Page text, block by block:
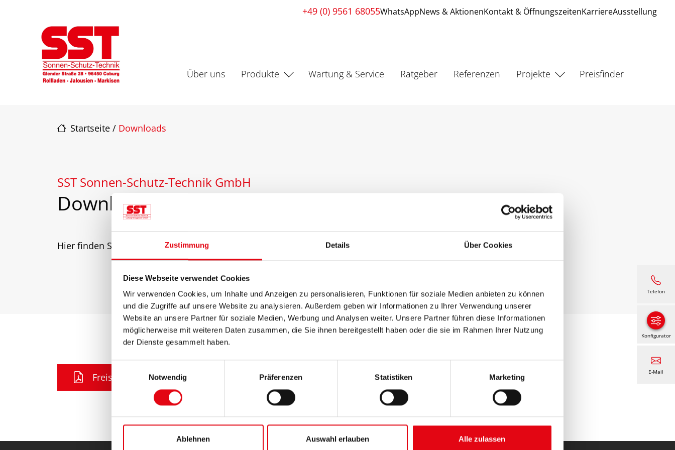
Zustimmung Details Über Cookies
Diese Webseite verwendet Cookies
Wir verwenden Cookies, um Inhalte und Anzeigen zu personalisieren, Funktionen für soziale Medien anbieten zu können
und die Zugriffe auf unsere Website zu analysieren. Außerdem geben wir Informationen zu Ihrer Verwendung unserer
Website an unsere Partner für soziale Medien, Werbung und Analysen weiter. Unsere Partner führen diese Informationen
möglicherweise mit weiteren Daten zusammen, die Sie ihnen bereitgestellt haben oder die sie im Rahmen Ihrer Nutzung
der Dienste gesammelt haben.
E
i
n
Notwendig Präferenzen Statistiken Marketing
Ablehnen Auswahl erlauben Alle zulassen
+49 (0) 9561 68055WhatsAppNews & AktionenKontakt & ÖffnungszeitenKarriereAusstellung
Hauptnavigation
Über uns
Produkte Wartung & Service Ratgeber Referenzen Projekte Preisfinder
Startseite / Downloads
SST Sonnen-Schutz-Technik GmbH
Downloads
Hier finden Sie nachfolgende Dateien als Download:
Freistellungsbescheinigung
Telefon
Konfigurator
E-Mail